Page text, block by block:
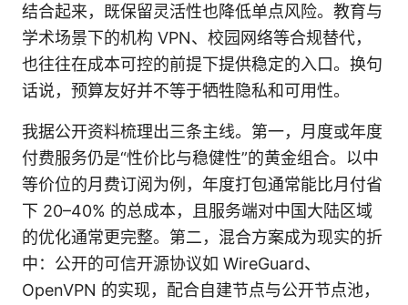
结合起来，既保留灵活性也降低单点风险。教育与
学术场景下的机构 VPN、校园网络等合规替代，
也往往在成本可控的前提下提供稳定的入口。换句
话说，预算友好并不等于牺牲隐私和可用性。
我据公开资料梳理出三条主线。第一，月度或年度
付费服务仍是“性价比与稳健性”的黄金组合。以中
等价位的月费订阅为例，年度打包通常能比月付省
下 20–40% 的总成本，且服务端对中国大陆区域
的优化通常更完整。第二，混合方案成为现实的折
中：公开的可信开源协议如 WireGuard、
OpenVPN 的实现，配合自建节点与公开节点池，